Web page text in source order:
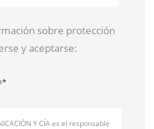
sobre protección
y aceptarse:
*
Y CÍA es el responsable